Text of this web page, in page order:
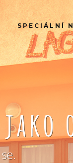
SPECIÁLNÍ